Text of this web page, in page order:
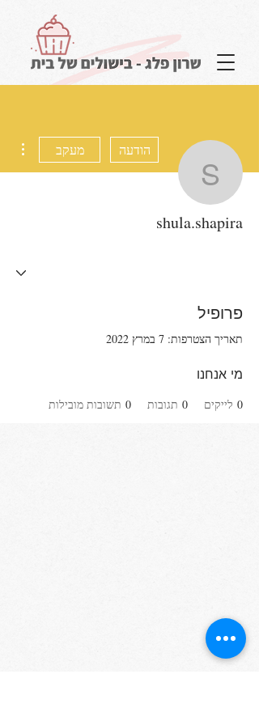
הבלוג שלי
shula.shapira
הודעה מעקב
shula.shapira
פרופיל
תאריך הצטרפות: 7 במרץ 2022
מי אנחנו
0 לייקים 0 תגובות 0 תשובות מובילות